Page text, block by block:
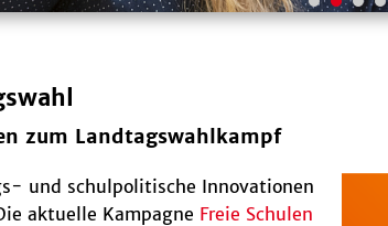
zum Landtagswahlkampf
und schulpolitische Innovationen
aktuelle Kampagne Freie Schulen